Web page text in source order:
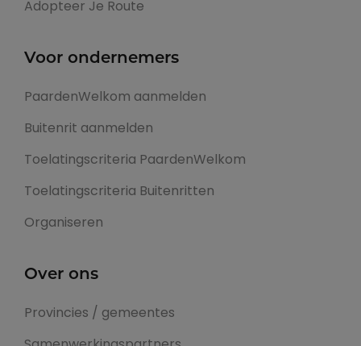
Adopteer Je Route
Voor ondernemers
PaardenWelkom aanmelden
Buitenrit aanmelden
Toelatingscriteria PaardenWelkom
Toelatingscriteria Buitenritten
Organiseren
Over ons
Provincies / gemeentes